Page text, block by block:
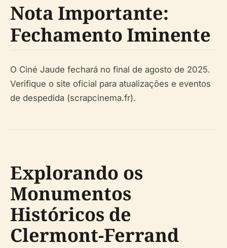
Nota Importante:
Fechamento Iminente
O Ciné Jaude fechará no final de agosto de 2025.
Verifique o site oficial para atualizações e eventos
de despedida (scrapcinema.fr).
Explorando os
Monumentos
Históricos de
Clermont-Ferrand